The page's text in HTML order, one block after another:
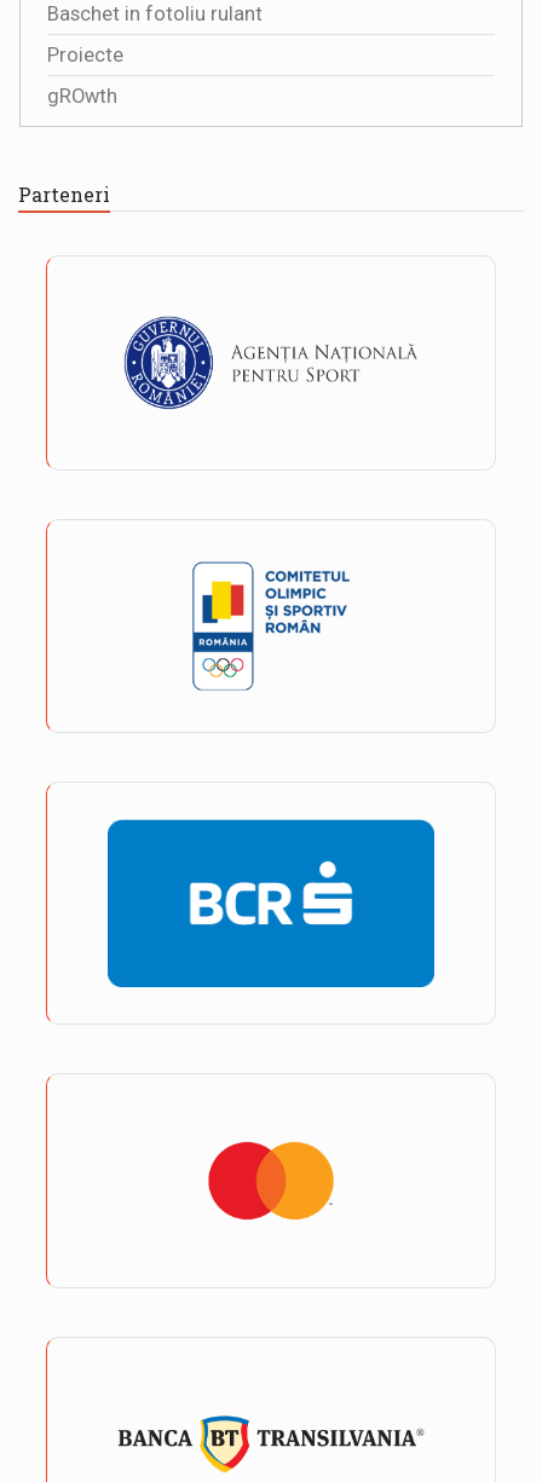
Baschet in fotoliu rulant
Proiecte
gROwth
Parteneri